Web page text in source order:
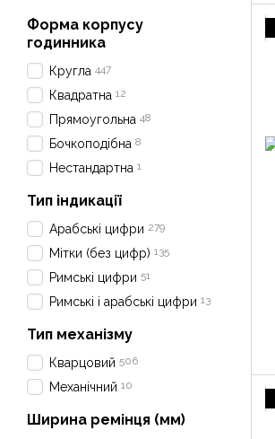
Форма корпусу
годинника
Кругла 447
Квадратна 12
Прямоугольна 48
Бочкоподібна 8
Нестандартна 1
Тип індикації
Арабські цифри 279
Мітки (без цифр) 135
Римські цифри 51
Римські і арабські цифри 13
Тип механізму
Кварцовий 506
Механічний 10
Ширина ремінця (мм)